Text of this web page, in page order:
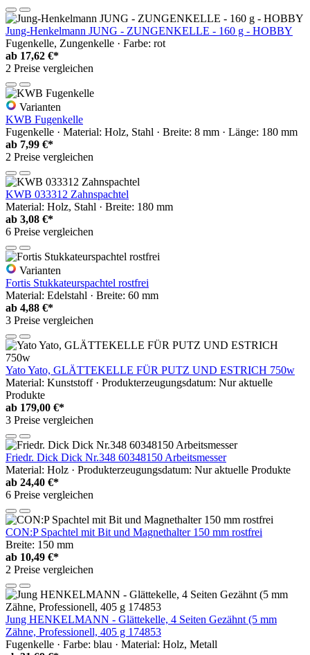
Jung-Henkelmann JUNG - ZUNGENKELLE - 160 g - HOBBY
Fugenkelle, Zungenkelle · Farbe: rot
ab 17,62 €*
2 Preise vergleichen
Varianten
KWB Fugenkelle
Fugenkelle · Material: Holz, Stahl · Breite: 8 mm · Länge: 180 mm
ab 7,99 €*
2 Preise vergleichen
KWB 033312 Zahnspachtel
Material: Holz, Stahl · Breite: 180 mm
ab 3,08 €*
6 Preise vergleichen
Varianten
Fortis Stukkateurspachtel rostfrei
Material: Edelstahl · Breite: 60 mm
ab 4,88 €*
3 Preise vergleichen
Yato Yato, GLÄTTEKELLE FÜR PUTZ UND ESTRICH 750w
Material: Kunststoff · Produkterzeugungsdatum: Nur aktuelle
Produkte
ab 179,00 €*
3 Preise vergleichen
Friedr. Dick Dick Nr.348 60348150 Arbeitsmesser
Material: Holz · Produkterzeugungsdatum: Nur aktuelle Produkte
ab 24,40 €*
6 Preise vergleichen
CON:P Spachtel mit Bit und Magnethalter 150 mm rostfrei
Breite: 150 mm
ab 10,49 €*
2 Preise vergleichen
Jung HENKELMANN - Glättekelle, 4 Seiten Gezähnt (5 mm
Zähne, Professionell, 405 g 174853
Fugenkelle · Farbe: blau · Material: Holz, Metall